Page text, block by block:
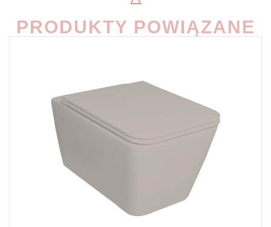
PRODUKTY POWIĄZANE